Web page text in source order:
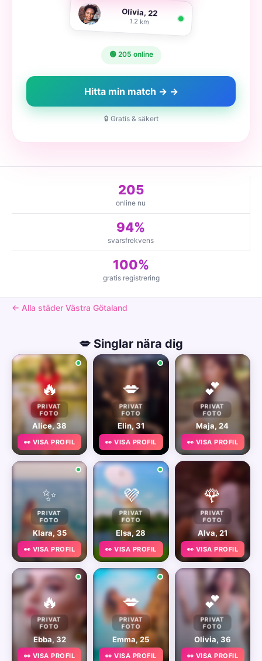
Olivia, 22
1.2 km
🟢 205 online
Hitta min match → →
🔒 Gratis & säkert
205
online nu
94%
svarsfrekvens
100%
gratis registrering
← Alla städer Västra Götaland
💋 Singlar nära dig
🔥
PRIVAT
FOTO
Alice, 38
👀 VISA PROFIL
💋
PRIVAT
FOTO
Elin, 31
👀 VISA PROFIL
💕
PRIVAT
FOTO
Maja, 24
👀 VISA PROFIL
✨
PRIVAT
FOTO
Klara, 35
👀 VISA PROFIL
💜
PRIVAT
FOTO
Elsa, 28
👀 VISA PROFIL
🌹
PRIVAT
FOTO
Alva, 21
👀 VISA PROFIL
🔥
PRIVAT
FOTO
Ebba, 32
👀 VISA PROFIL
💋
PRIVAT
FOTO
Emma, 25
👀 VISA PROFIL
💕
PRIVAT
FOTO
Olivia, 36
👀 VISA PROFIL